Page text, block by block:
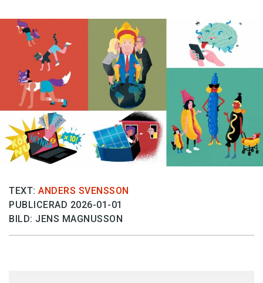
Podden
Anmäl till språkpolisen
Föreslå nyord
Annonsera
Prenumerera
Läs Språktidningen digitalt
Press
TEXT: ANDERS SVENSSON
PUBLICERAD 2026-01-01
BILD: JENS MAGNUSSON